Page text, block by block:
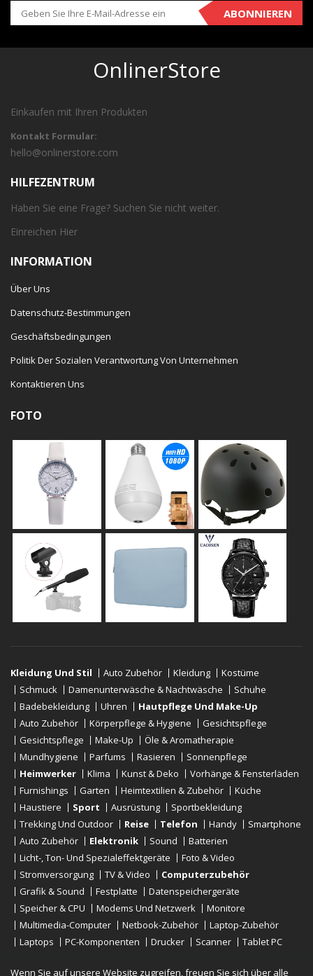
ABONNIEREN
OnlinerStore
Einkaufen mit Ihren Produkten
Kontakt Formular:
hello@onlinerstore.com
HILFEZENTRUM
Haben Sie eine Frage? Suchen Sie nicht weiter.
Einreichen Hier
INFORMATION
Über Uns
Datenschutz-Bestimmungen
Geschäftsbedingungen
Politik Der Sozialen Verantwortung Von Unternehmen
Kontaktieren Uns
FOTO
Kleidung Und Stil Auto Zubehör Kleidung
Kostüme
Schmuck
Damenunterwäsche & Nachtwäsche
Schuhe
Badebekleidung
Uhren
Hautpflege Und Make-Up
Auto Zubehör
Körperpflege & Hygiene
Gesichtspflege
Gesichtspflege
Make-Up
Öle & Aromatherapie
Mundhygiene
Parfums Rasieren
Sonnenpflege
Heimwerker
Klima Kunst & Deko
Vorhänge & Fensterläden
Furnishings
Garten Heimtextilien & Zubehör
Küche
Haustiere
Sport Ausrüstung
Sportbekleidung
Trekking Und Outdoor
Reise Telefon Handy
Smartphone
Auto Zubehör
Elektronik Sound
Batterien
Licht-, Ton- Und Spezialeffektgeräte
Foto & Video
Stromversorgung
TV & Video
Computerzubehör
Grafik & Sound
Festplatte
Datenspeichergeräte
Speicher & CPU
Modems Und Netzwerk
Monitore
Multimedia-Computer
Netbook-Zubehör
Laptop-Zubehör
Laptops
PC-Komponenten Drucker Scanner
Tablet PC
Wenn Sie auf unsere Website zugreifen, freuen Sie sich über alle